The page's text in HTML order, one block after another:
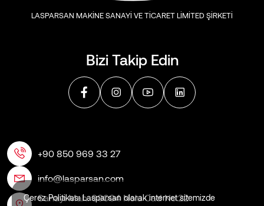
Bizi Takip Edin
LASPARSAN MAKİNE SANAYİ VE TİCARET LİMİTED ŞİRKETİ
+90 850 969 33 27
info@lasparsan.com
Sanayi Mah. 60004 Nolu Cad No:22
Çerez Politikası Lasparsan olarak internet sitemizde